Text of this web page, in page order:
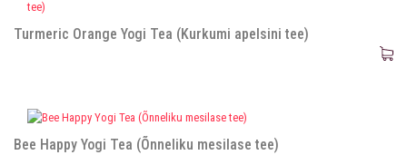
Turmeric Orange Yogi Tea (Kurkumi apelsini tee)
Bee Happy Yogi Tea (Õnneliku mesilase tee)